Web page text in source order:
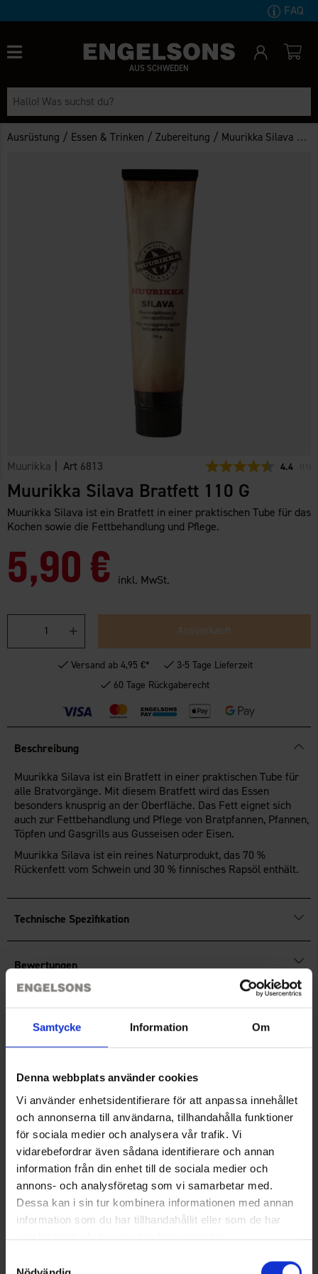
Samtycke Information Om
Denna webbplats använder cookies
Vi använder enhetsidentifierare för att anpassa innehållet
och annonserna till användarna, tillhandahålla funktioner
för sociala medier och analysera vår trafik. Vi
vidarebefordrar även sådana identifierare och annan
information från din enhet till de sociala medier och
annons- och analysföretag som vi samarbetar med.
Dessa kan i sin tur kombinera informationen med annan
information som du har tillhandahållit eller som de har
samlat in när du har använt deras tjänster.
FAQ
AUS SCHWEDEN
Ausrüstung / Essen & Trinken /Zubereitung / Muurikka Silava Bratfett 110 g
Muurikka | Art 6813 4.4 11
Muurikka Silava Bratfett 110 G
Muurikka Silava ist ein Bratfett in einer praktischen Tube für das
Kochen sowie die Fettbehandlung und Pflege.
5,90 € inkl. MwSt.
Ausverkauft
Versand ab 4,95 €*
3-5 Tage Lieferzeit
60 Tage Rückgaberecht
Beschreibung
Muurikka Silava ist ein Bratfett in einer praktischen Tube für
alle Bratvorgänge. Mit diesem Bratfett wird das Essen
besonders knusprig an der Oberfläche. Das Fett eignet sich
auch zur Fettbehandlung und Pflege von Bratpfannen, Pfannen,
Töpfen und Gasgrills aus Gusseisen oder Eisen.
Muurikka Silava ist ein reines Naturprodukt, das 70 %
Rückenfett vom Schwein und 30 % finnisches Rapsöl enthält.
Technische Spezifikation
Bewertungen
Sie benötigen vielleicht auch
Muurikka Silava Bratfett 110 g
5,90 €
Muurikka Reinigungsmittel
14,95 €
Ähnliche Produkte